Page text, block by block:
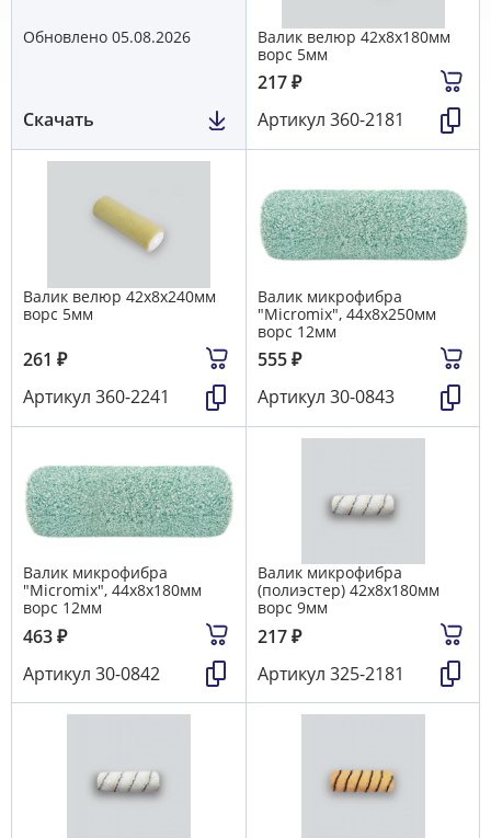
Обновлено 05.08.2026
Скачать
Валик велюр 42х8х180мм
ворс 5мм
217₽
Артикул 360-2181
Валик велюр 42х8х240мм
ворс 5мм
261 ₽
Артикул 360-2241
Валик микрофибра
"Micromix", 44х8х250мм
ворс 12мм
555₽
Артикул 30-0843
Валик микрофибра
"Micromix", 44х8х180мм
ворс 12мм
463₽
Артикул 30-0842
Валик микрофибра
(полиэстер) 42х8х180мм
ворс 9мм
217₽
Артикул 325-2181